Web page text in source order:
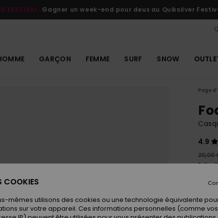
FESTIVAL Gagner un week-end pour deux au Quiksilver
GARÇON FEMME SURF SNOW
Page
4.9
20,00
COOKIES
mêmes utilisons des cookies ou une technologie équivalente
sur votre appareil. Ces informations personnelles (comme